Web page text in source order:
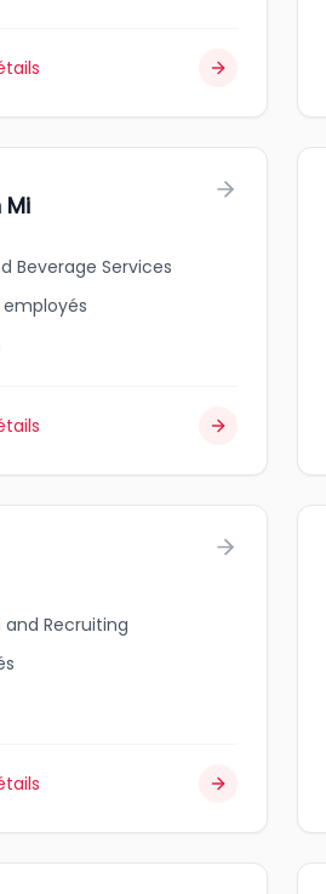
Mi
Beverage Services
employés
Recruiting